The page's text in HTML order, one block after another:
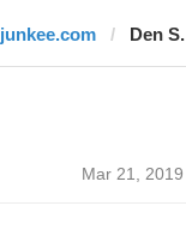
junkee.com Den S.
Mar 21, 2019